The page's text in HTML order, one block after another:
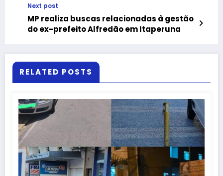
favor
Next post
MP realiza buscas relacionadas à gestão
do ex-prefeito Alfredão em Itaperuna
RELATED POSTS